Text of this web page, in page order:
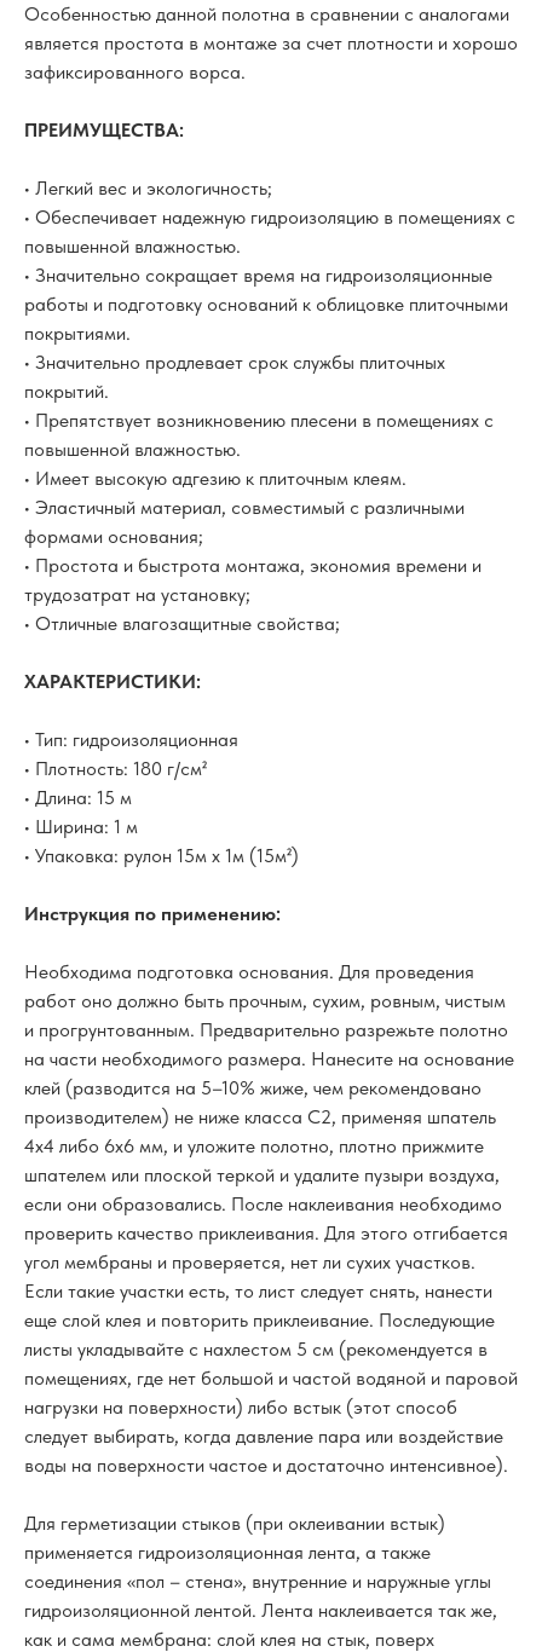
Особенностью данной полотна в сравнении с аналогами
является простота в монтаже за счет плотности и хорошо
зафиксированного ворса.
ПРЕИМУЩЕСТВА:
• Легкий вес и экологичность;
• Обеспечивает надежную гидроизоляцию в помещениях с
повышенной влажностью.
• Значительно сокращает время на гидроизоляционные
работы и подготовку оснований к облицовке плиточными
покрытиями.
• Значительно продлевает срок службы плиточных
покрытий.
• Препятствует возникновению плесени в помещениях с
повышенной влажностью.
• Имеет высокую адгезию к плиточным клеям.
• Эластичный материал, совместимый с различными
формами основания;
• Простота и быстрота монтажа, экономия времени и
трудозатрат на установку;
• Отличные влагозащитные свойства;
ХАРАКТЕРИСТИКИ:
• Тип: гидроизоляционная
• Плотность: 180 г/см²
• Длина: 15 м
• Ширина: 1 м
• Упаковка: рулон 15м х 1м (15м²)
Инструкция по применению:
Необходима подготовка основания. Для проведения
работ оно должно быть прочным, сухим, ровным, чистым
и прогрунтованным. Предварительно разрежьте полотно
на части необходимого размера. Нанесите на основание
клей (разводится на 5–10% жиже, чем рекомендовано
производителем) не ниже класса C2, применяя шпатель
4x4 либо 6х6 мм, и уложите полотно, плотно прижмите
шпателем или плоской теркой и удалите пузыри воздуха,
если они образовались. После наклеивания необходимо
проверить качество приклеивания. Для этого отгибается
угол мембраны и проверяется, нет ли сухих участков.
Если такие участки есть, то лист следует снять, нанести
еще слой клея и повторить приклеивание. Последующие
листы укладывайте с нахлестом 5 см (рекомендуется в
помещениях, где нет большой и частой водяной и паровой
нагрузки на поверхности) либо встык (этот способ
следует выбирать, когда давление пара или воздействие
воды на поверхности частое и достаточно интенсивное).
Для герметизации стыков (при оклеивании встык)
применяется гидроизоляционная лента, а также
соединения «пол – стена», внутренние и наружные углы
гидроизоляционной лентой. Лента наклеивается так же,
как и сама мембрана: слой клея на стык, поверх